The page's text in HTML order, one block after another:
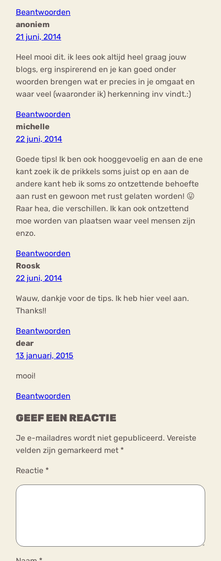
Beantwoorden
anoniem
21 juni, 2014
Heel mooi dit. ik lees ook altijd heel graag jouw
blogs, erg inspirerend en je kan goed onder
woorden brengen wat er precies in je omgaat en
waar veel (waaronder ik) herkenning inv vindt.:)
Beantwoorden
michelle
22 juni, 2014
Goede tips! Ik ben ook hooggevoelig en aan de ene
kant zoek ik de prikkels soms juist op en aan de
andere kant heb ik soms zo ontzettende behoefte
aan rust en gewoon met rust gelaten worden! 😛
Raar hea, die verschillen. Ik kan ook ontzettend
moe worden van plaatsen waar veel mensen zijn
enzo.
Beantwoorden
Roosk
22 juni, 2014
Wauw, dankje voor de tips. Ik heb hier veel aan.
Thanks!!
Beantwoorden
dear
13 januari, 2015
mooi!
Beantwoorden
GEEF EEN REACTIE
Je e-mailadres wordt niet gepubliceerd. Vereiste
velden zijn gemarkeerd met *
Reactie *